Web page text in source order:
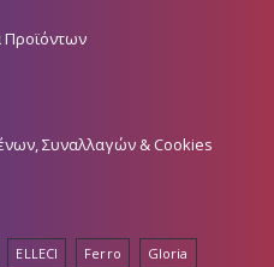
Προϊόντων
Συναλλαγών & Cookies
ELLECI Ferro Gloria